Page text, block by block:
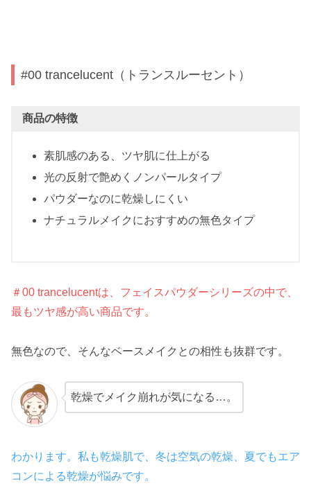
#00 trancelucent（トランスルーセント）
商品の特徴
素肌感のある、ツヤ肌に仕上がる
光の反射で艶めくノンパールタイプ
パウダーなのに乾燥しにくい
ナチュラルメイクにおすすめの無色タイプ
＃00 trancelucentは、フェイスパウダーシリーズの中で、
最もツヤ感が高い商品です。
無色なので、そんなベースメイクとの相性も抜群です。
乾燥でメイク崩れが気になる…。
わかります。私も乾燥肌で、冬は空気の乾燥、夏でもエア
コンによる乾燥が悩みです。